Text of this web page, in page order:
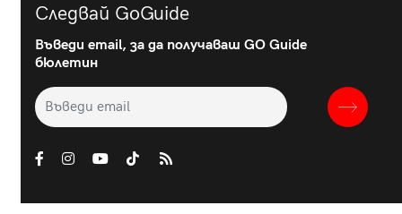
Следвай GoGuide
Въведи email, за да получаваш GO Guide
бюлетин